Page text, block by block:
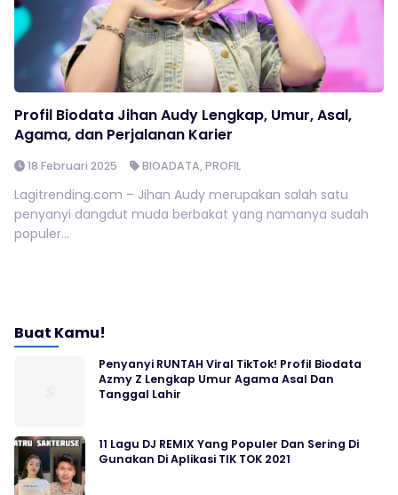
Profil Biodata Jihan Audy Lengkap, Umur, Asal,
Agama, dan Perjalanan Karier
18 Februari 2025 BIOADATA,PROFIL
Lagitrending.com – Jihan Audy merupakan salah satu
penyanyi dangdut muda berbakat yang namanya sudah
populer...
Buat Kamu!
Penyanyi RUNTAH Viral TikTok! Profil Biodata
Azmy Z Lengkap Umur Agama Asal Dan
Tanggal Lahir
11 Lagu DJ REMIX Yang Populer Dan Sering Di
Gunakan Di Aplikasi TIK TOK 2021